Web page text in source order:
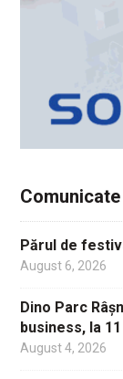
Comunicate
Părul de
August 6, 2026
Dino Parc
business, la
August 4, 2026